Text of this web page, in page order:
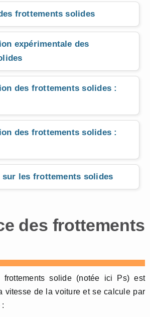
frottements solides
expérimentale des
des frottements solides :
des frottements solides :
sur les frottements solides
des frottements
frottements solide (notée ici Ps) est
vitesse de la voiture et se calcule par
: